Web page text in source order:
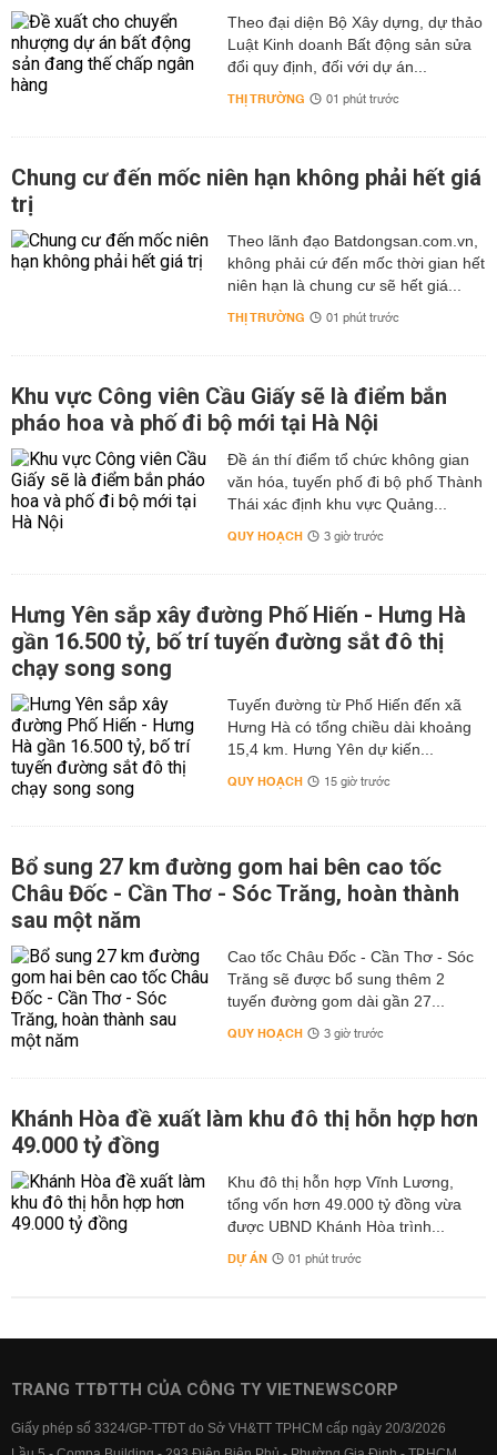
Theo đại diện Bộ Xây dựng, dự thảo
Luật Kinh doanh Bất động sản sửa
đổi quy định, đối với dự án...
THỊ TRƯỜNG 01 phút trước
Chung cư đến mốc niên hạn không phải hết giá
trị
Theo lãnh đạo Batdongsan.com.vn,
không phải cứ đến mốc thời gian hết
niên hạn là chung cư sẽ hết giá...
THỊ TRƯỜNG 01 phút trước
Khu vực Công viên Cầu Giấy sẽ là điểm bắn
pháo hoa và phố đi bộ mới tại Hà Nội
Đề án thí điểm tổ chức không gian
văn hóa, tuyến phố đi bộ phố Thành
Thái xác định khu vực Quảng...
QUY HOẠCH 3 giờ trước
Hưng Yên sắp xây đường Phố Hiến - Hưng Hà
gần 16.500 tỷ, bố trí tuyến đường sắt đô thị
chạy song song
Tuyến đường từ Phố Hiến đến xã
Hưng Hà có tổng chiều dài khoảng
15,4 km. Hưng Yên dự kiến...
QUY HOẠCH 15 giờ trước
Bổ sung 27 km đường gom hai bên cao tốc
Châu Đốc - Cần Thơ - Sóc Trăng, hoàn thành
sau một năm
Cao tốc Châu Đốc - Cần Thơ - Sóc
Trăng sẽ được bổ sung thêm 2
tuyến đường gom dài gần 27...
QUY HOẠCH 3 giờ trước
Khánh Hòa đề xuất làm khu đô thị hỗn hợp hơn
49.000 tỷ đồng
Khu đô thị hỗn hợp Vĩnh Lương,
tổng vốn hơn 49.000 tỷ đồng vừa
được UBND Khánh Hòa trình...
DỰ ÁN 01 phút trước
TRANG TTĐTTH CỦA CÔNG TY VIETNEWSCORP
Giấy phép số 3324/GP-TTĐT do Sở VH&TT TPHCM cấp ngày 20/3/2026